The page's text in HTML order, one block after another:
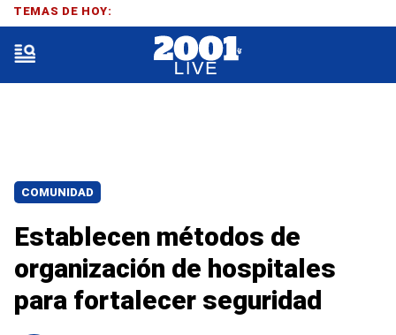
COMUNIDAD
Establecen métodos de
organización de hospitales
para fortalecer seguridad
TEMAS DE HOY: